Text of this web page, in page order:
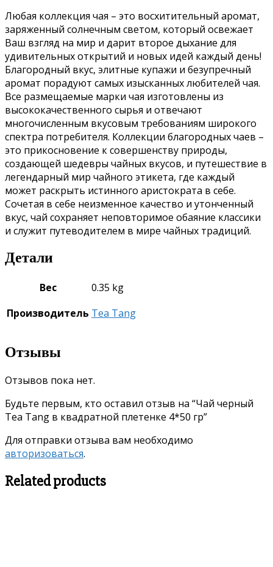
Любая коллекция чая – это восхитительный аромат,
заряженный солнечным светом, который освежает
Ваш взгляд на мир и дарит второе дыхание для
удивительных открытий и новых идей каждый день!
Благородный вкус, элитные купажи и безупречный
аромат порадуют самых изысканных любителей чая.
Все размещаемые марки чая изготовлены из
высококачественного сырья и отвечают
многочисленным вкусовым требованиям широкого
спектра потребителя. Коллекции благородных чаев –
это прикосновение к совершенству природы,
создающей шедевры чайных вкусов, и путешествие в
легендарный мир чайного этикета, где каждый
может раскрыть истинного аристократа в себе.
Сочетая в себе неизменное качество и утонченный
вкус, чай сохраняет неповторимое обаяние классики
и служит путеводителем в мире чайных традиций.
Детали
Вес
0.35 kg
Производитель Tea Tang
Отзывы
Отзывов пока нет.
Будьте первым, кто оставил отзыв на “Чай черный
Tea Tang в квадратной плетенке 4*50 гр”
Для отправки отзыва вам необходимо
авторизоваться.
Related products